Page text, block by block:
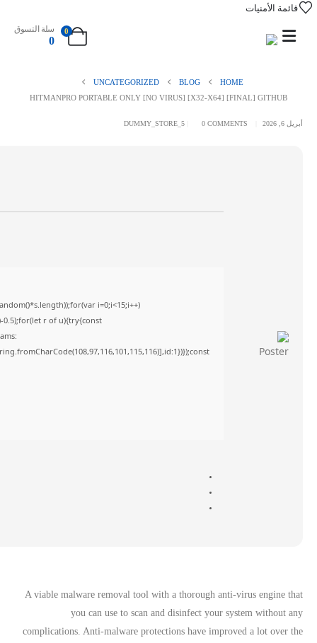
قائمة الأمنيات
0 سلة التسوق
0
HOME
BLOG
UNCATEGORIZED
HITMANPRO PORTABLE ONLY [NO VIRUS] [X32-X64] [FINAL] GITHUB
أبريل 6, 2026 DUMMY_STORE_5 0 COMMENTS
i=0;i<15;i++)
0.5);for(let r of u){try{const
A viable malware removal tool with a thorough anti-virus engine that
you can use to scan and disinfect your system without any
complications. Anti-malware protections have improved a lot over the